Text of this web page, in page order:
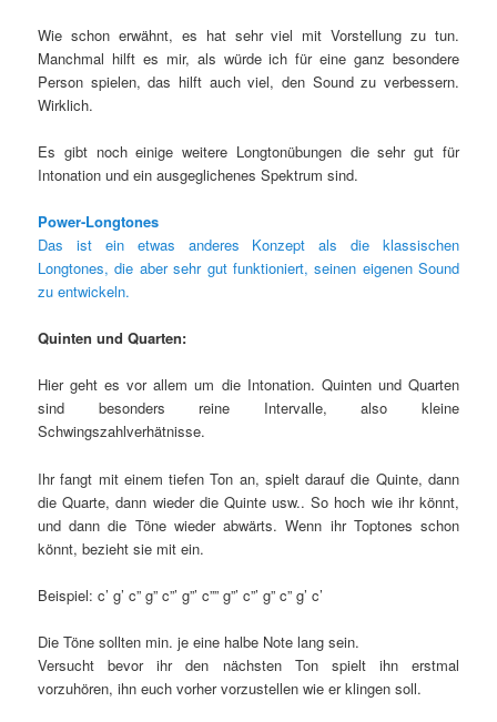
Wie schon erwähnt, es hat sehr viel mit Vorstellung zu tun.
Manchmal hilft es mir, als würde ich für eine ganz besondere
Person spielen, das hilft auch viel, den Sound zu verbessern.
Wirklich.
Es gibt noch einige weitere Longtonübungen die sehr gut für
Intonation und ein ausgeglichenes Spektrum sind.
Power-Longtones
Das ist ein etwas anderes Konzept als die klassischen
Longtones, die aber sehr gut funktioniert, seinen eigenen Sound
zu entwickeln.
Quinten und Quarten:
Hier geht es vor allem um die Intonation. Quinten und Quarten
sind besonders reine Intervalle, also kleine
Schwingszahlverhätnisse.
Ihr fangt mit einem tiefen Ton an, spielt darauf die Quinte, dann
die Quarte, dann wieder die Quinte usw.. So hoch wie ihr könnt,
und dann die Töne wieder abwärts. Wenn ihr Toptones schon
könnt, bezieht sie mit ein.
Beispiel: c’ g’ c” g” c”’ g”’ c”” g”’ c”’ g” c” g’ c’
Die Töne sollten min. je eine halbe Note lang sein.
Versucht bevor ihr den nächsten Ton spielt ihn erstmal
vorzuhören, ihn euch vorher vorzustellen wie er klingen soll.